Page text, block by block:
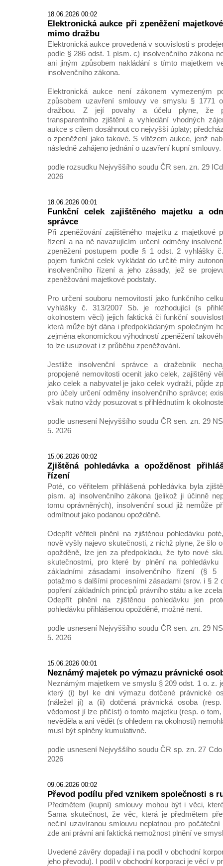
18.06.2026 00:02
Elektronická aukce při zpeněžení
mimo dražbu
Elektronická aukce provedená v souvislosti s
podle § 286 odst. 1 písm. c) insolvenčního zákona
ani jiným způsobem nakládání s tímto majetkem
insolvenčního zákona.
Elektronická aukce není zákonem vymezeným
způsobem uzavření smlouvy ve smyslu § 1771
dražbou. Z její povahy a účelu plyne, že
transparentního zjištění a vyhledání vhodných
aukce s cílem dosáhnout co nejvyšší úplaty;
o zpeněžení jako takové. S vítězem aukce, jenž
následně zahájeno jednání o uzavření kupní smlouvy.
podle rozsudku Nejvyššího soudu ČR sen. zn. 29
2026
18.06.2026 00:01
Funkční celek zajištěného majetku a
správce
Při zpeněžování zajištěného majetku z majetkové
řízení a na ně navazujícím určení odměny
zpeněžení postupem podle § 1 odst. 2 vyhlášky
pojem funkční celek vykládat do určité míry
insolvenčního řízení a jeho zásady, jež se
zpeněžování majetkové podstaty.
Pro určení souboru nemovitostí jako funkčního
vyhlášky č. 313/2007 Sb. je rozhodující (s
okolnostem věci) jejich faktická či funkční
která může být dána i předpokládaným společným
zejména ekonomickou výhodností zpeněžení
to lze usuzovat i z průběhu zpeněžování.
Jestliže insolvenční správce a dražebník
propojené nemovitosti ocenit jako celek, zajištěný
jako celek a nabyvatel je jako celek vydraží, půjde
pro účely určení odměny insolvenčního správce;
však nutno vždy posuzovat s přihlédnutím k
podle usnesení Nejvyššího soudu ČR sen. zn. 29
5. 2026
15.06.2026 00:02
Zjištěná pohledávka a opožděnost
řízení
Poté, co věřitelem přihlášená pohledávka byla
písm. a) insolvenčního zákona (jelikož ji účinně
tomu oprávněných), insolvenční soud již nemůže
odmítnout jako podanou opožděně.
Odepřít věřiteli plnění na zjištěnou pohledávku
nově vyšly najevo skutečnosti, z nichž plyne, že šlo
opožděně, lze jen za předpokladu, že tyto nové
skutečnostmi, pro které by plnění na
základními zásadami insolvenčního řízení (§ 5
potažmo s dalšími procesními zásadami (srov. i § 2
popření základních principů právního státu a ke
Odepřít plnění na zjištěnou pohledávku jen
pohledávku přihlášenou opožděně, možné není.
podle usnesení Nejvyššího soudu ČR sen. zn. 29
5. 2026
15.06.2026 00:01
Neznámý majetek po výmazu právnické
Neznámým majetkem ve smyslu § 209 odst. 1 o. z.
který (i) byl ke dni výmazu dotčené právnické
(náležel jí) a (ii) dotčená právnická osoba
vědomost jí lze přičíst) o tomto majetku (resp. o
nevěděla a ani vědět (s ohledem na okolnosti)
musí být splněny kumulativně.
podle usnesení Nejvyššího soudu ČR sp. zn. 27
2026
09.06.2026 00:02
Převod podílu před vznikem společnosti s
Předmětem (kupní) smlouvy mohou být i věci,
Sama skutečnost, že věc, která je předmětem
nečiní uzavíranou smlouvu neplatnou pro
zde ani právní ani faktická nemožnost plnění ve
Uvedené závěry dopadají i na podíl v obchodní
jeho převodu). I podíl v obchodní korporaci je věcí v